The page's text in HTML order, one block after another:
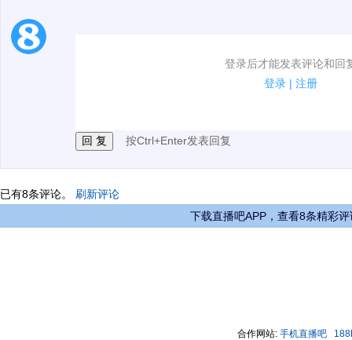
登录后才能发表评论和回
登录 | 注册
1.电脑端新用户可以发表评论了！
按Ctrl+Enter发表回复
已有8条评论。 刷新评论
下载直播吧APP，查看8条精彩评
合作网站: 手机直播吧